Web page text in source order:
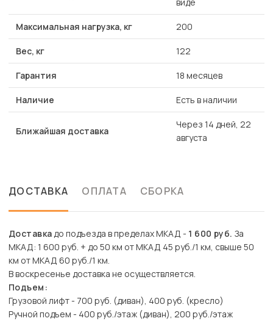
Максимальная нагрузка, кг 200
Вес, кг 122
Гарантия 18 месяцев
Наличие Есть в наличии
Ближайшая доставка
Через 14 дней, 22
августа
ДОСТАВКА ОПЛАТА СБОРКА
Доставкадо подъезда в пределах МКАД - 1 600 руб. За
МКАД: 1 600 руб. + до 50 км от МКАД 45 руб./1 км, свыше 50
км от МКАД 60 руб./1 км.
В воскресенье доставка не осуществляется.
Подъем:
Грузовой лифт - 700 руб. (диван), 400 руб. (кресло)
Ручной подъем - 400 руб./этаж (диван), 200 руб./этаж